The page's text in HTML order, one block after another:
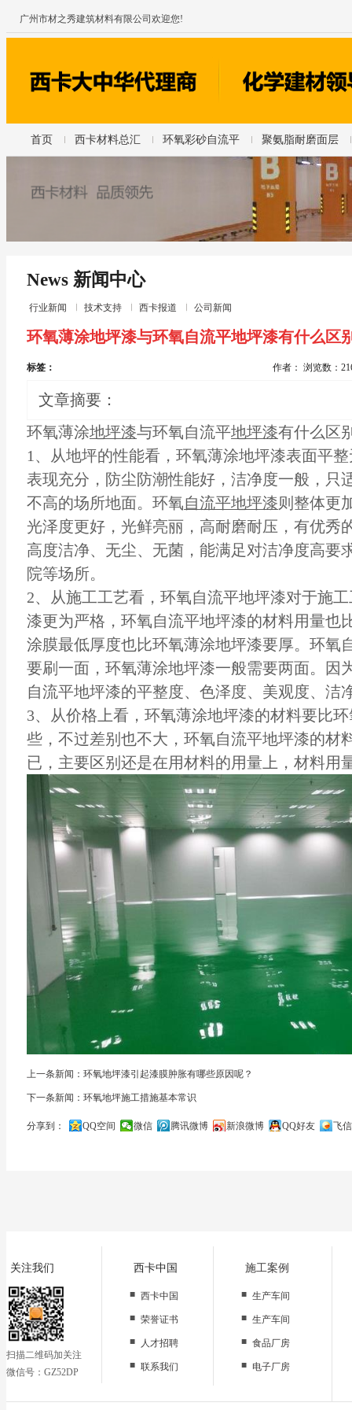
广州市材之秀建筑材料有限公司欢迎您!
首页 西卡材料总汇 环氧彩砂自流平 聚氨脂耐磨面层
News 新闻中心
行业新闻 技术支持 西卡报道 公司新闻
环氧薄涂地坪漆与环氧自流平地坪漆有什么区
标签： 作者： 浏览数：
文章摘要：
环氧薄涂地坪漆与环氧自流平地坪漆有什么区
1、从地坪的性能看，环氧薄涂地坪漆表面平
表现充分，防尘防潮性能好，洁净度一般，只
不高的场所地面。环氧自流平地坪漆则整体更
光泽度更好，光鲜亮丽，高耐磨耐压，有优秀
高度洁净、无尘、无菌，能满足对洁净度高要
院等场所。
2、从施工工艺看，环氧自流平地坪漆对于施
漆更为严格，环氧自流平地坪漆的材料用量也
涂膜最低厚度也比环氧薄涂地坪漆要厚。环氧
要刷一面，环氧薄涂地坪漆一般需要两面。因
自流平地坪漆的平整度、色泽度、美观度、洁
3、从价格上看，环氧薄涂地坪漆的材料要比
些，不过差别也不大，环氧自流平地坪漆的材
已，主要区别还是在用材料的用量上，材料用
上一条新闻：环氧地坪漆引起漆膜肿胀有哪些原因呢？
下一条新闻：环氧地坪施工措施基本常识
分享到： QQ空间 微信 腾讯微博 新浪微博 QQ好友
飞信
关注我们
扫描二维码加关注
微信号：GZ52DP
西卡中国
■ 西卡中国
■ 荣誉证书
■
人才招聘
■ 联系我们
施工案例
■ 生产车间
■ 生产车间
■ 食品厂房
■ 电子厂房